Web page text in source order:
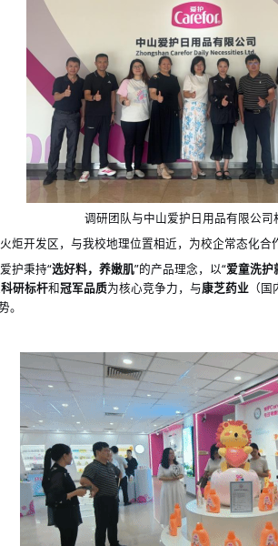
调研团队与中山爱护日用品有限公司
炬开发区，与我校地理位置相近，为校企常态化合
护秉持“选好料，养嫩肌”的产品理念，以“爱童洗护
科研标杆和冠军品质为核心竞争力，与康芝药业 （
。